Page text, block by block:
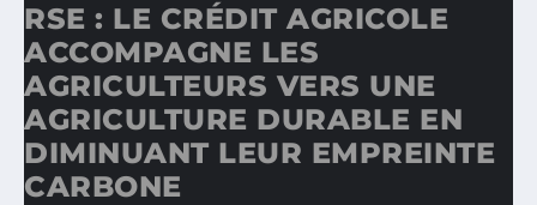
RSE : LE CRÉDIT AGRICOLE
ACCOMPAGNE LES
AGRICULTEURS VERS UNE
AGRICULTURE DURABLE EN
DIMINUANT LEUR EMPREINTE
CARBONE